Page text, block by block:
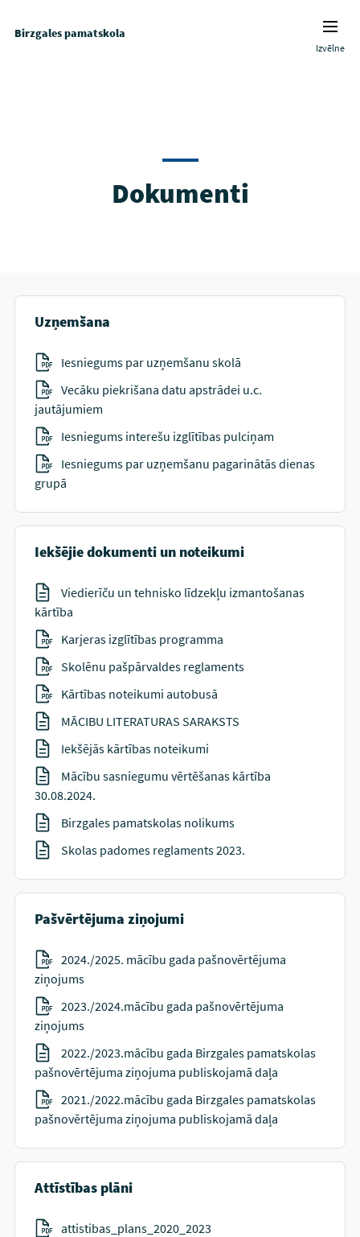
Birzgales pamatskola
Izvēlne
Dokumenti
Uzņemšana
Iesniegums par uzņemšanu skolā
Vecāku piekrišana datu apstrādei u.c.
jautājumiem
Iesniegums interešu izglītības pulciņam
Iesniegums par uzņemšanu pagarinātās dienas
grupā
Iekšējie dokumenti un noteikumi
Viedierīču un tehnisko līdzekļu izmantošanas
kārtība
Karjeras izglītības programma
Skolēnu pašpārvaldes reglaments
Kārtības noteikumi autobusā
MĀCIBU LITERATURAS SARAKSTS
Iekšējās kārtības noteikumi
Mācību sasniegumu vērtēšanas kārtība
30.08.2024.
Birzgales pamatskolas nolikums
Skolas padomes reglaments 2023.
Pašvērtējuma ziņojumi
2024./2025. mācību gada pašnovērtējuma
ziņojums
2023./2024.mācību gada pašnovērtējuma
ziņojums
2022./2023.mācību gada Birzgales pamatskolas
pašnovērtējuma ziņojuma publiskojamā daļa
2021./2022.mācību gada Birzgales pamatskolas
pašnovērtējuma ziņojuma publiskojamā daļa
Attīstības plāni
attistibas_plans_2020_2023